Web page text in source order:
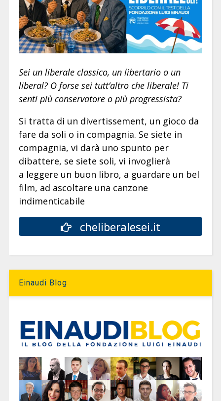
Sei un liberale classico, un libertario o un
liberal? O forse sei tutt’altro che liberale! Ti
senti più conservatore o più progressista?
Si tratta di un divertissement, un gioco da
fare da soli o in compagnia. Se siete in
compagnia, vi darà uno spunto per
dibattere, se siete soli, vi invoglierà
a leggere un buon libro, a guardare un bel
film, ad ascoltare una canzone
indimenticabile
cheliberalesei.it
Einaudi Blog